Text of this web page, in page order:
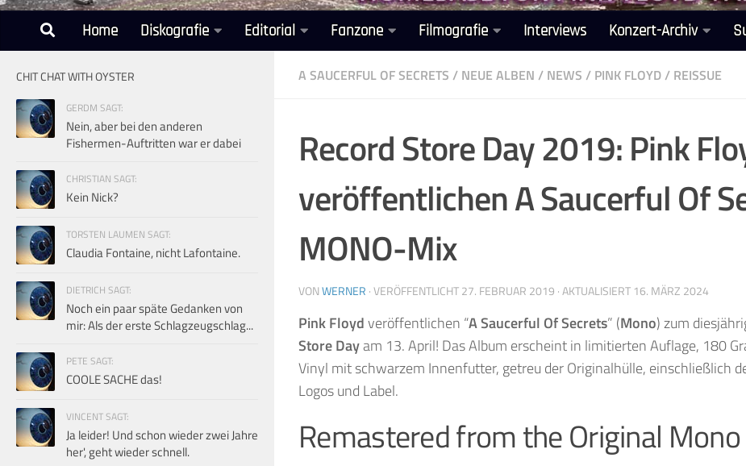
Home Diskografie Editorial Fanzone Filmografie Interviews Konzert-Archiv
A SAUCERFUL OF SECRETS / NEUE ALBEN / NEWS / PINK FLOYD/ REISSUE
Record Store Day 2019: Pink
veröffentlichen A Saucerful Of
MONO-Mix
VONWERNER · VERÖFFENTLICHT27. FEBRUAR 2019 · AKTUALISIERT 16. MÄRZ 2024
Pink Floydveröffentlichen “A Saucerful Of Secrets” (Mono) zum
Store Dayam 13. April! Das Album erscheint in limitierten Auflage, 180
Vinyl mit schwarzem Innenfutter, getreu der Originalhülle, einschließlich
Logos und Label.
Remastered from the Original
CHIT CHAT WITH OYSTER
GERDM SAGT:
Nein, aber bei den anderen
Fishermen-Auftritten war er dabei
CHRISTIAN SAGT:
Kein Nick?
TORSTEN LAUMEN SAGT:
Claudia Fontaine, nicht Lafontaine.
DIETRICH SAGT:
Noch ein paar späte Gedanken von
mir: Als der erste Schlagzeugschlag...
PETE SAGT:
COOLE SACHE das!
VINCENT SAGT:
Ja leider! Und schon wieder zwei Jahre
her', geht wieder schnell.